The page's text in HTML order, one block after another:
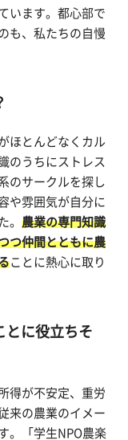
います。都心部で
も、私たちの自慢
ほとんどなくカル
のうちにストレス
のサークルを探し
や雰囲気が自分に
。 農業の専門知識
つ仲間とともに農
ことに熱心に取り
とに役立ちそ
得が不安定、重労
来の農業のイメー
。「学生NPO農楽